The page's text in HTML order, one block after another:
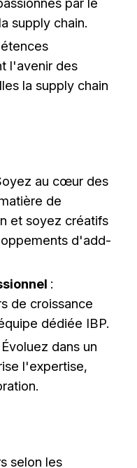
supply chain.
l'avenir des
la supply chain
au cœur des
de
et soyez créatifs
d'add-
:
de croissance
dédiée IBP.
dans un
l'expertise,
selon les